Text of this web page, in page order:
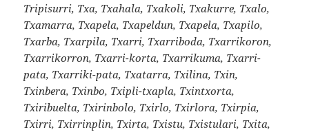
Tripisurri, Txa, Txahala, Txakoli, Txakurre, Txalo,
Txamarra, Txapela, Txapeldun, Txapela, Txapilo,
Txarba, Txarpila, Txarri, Txarriboda, Txarrikoron,
Txarrikorron, Txarri-korta, Txarrikuma, Txarri-
pata, Txarriki-pata, Txatarra, Txilina, Txin,
Txinbera, Txinbo, Txipli-txapla, Txintxorta,
Txiribuelta, Txirinbolo, Txirlo, Txirlora, Txirpia,
Txirri, Txirrinplin, Txirta, Txistu, Txistulari, Txita,